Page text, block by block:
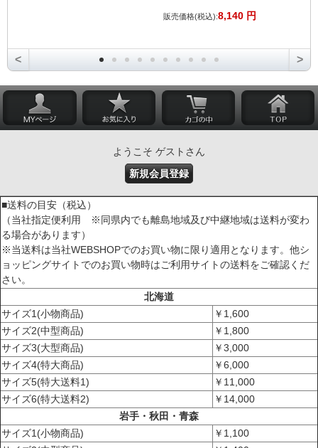
販売価格(税込):8,140 円
< >
ようこそ ゲストさん
新規会員登録
■送料の目安（税込）
（当社指定便利用 ※同県内でも離島地域及び中継地域は送料が変わ
る場合があります）
※当送料は当社WEBSHOPでのお買い物に限り適用となります。他シ
ョッピングサイトでのお買い物時はご利用サイトの送料をご確認くだ
さい。
北海道
サイズ1(小物商品)
￥1,600
サイズ2(中型商品)
￥1,800
サイズ3(大型商品)
￥3,000
サイズ4(特大商品)
￥6,000
サイズ5(特大送料1)
￥11,000
サイズ6(特大送料2)
￥14,000
岩手・秋田・青森
サイズ1(小物商品)
￥1,100